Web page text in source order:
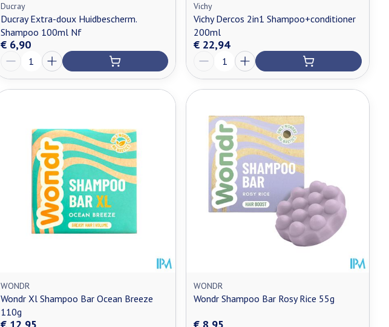
Ducray
Ducray Extra-doux Huidbescherm.
Shampoo 100ml Nf
€ 6,90
Aantal
Vichy
Vichy Dercos 2in1 Shampoo+conditioner
200ml
€ 22,94
Aantal
WONDR
Wondr Xl Shampoo Bar Ocean Breeze
110g
€ 12,95
WONDR
Wondr Shampoo Bar Rosy Rice 55g
€ 8,95